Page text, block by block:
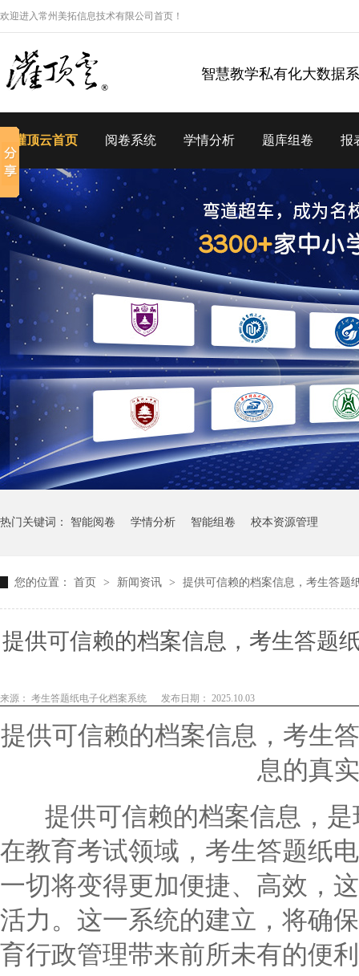
欢迎进入常州美拓信息技术有限公司首页！
智慧教学私有化大数据
灌顶云首页 阅卷系统 学情分析 题库组卷 报
热门关键词： 智能阅卷 学情分析 智能组卷 校本资源管理
您的位置： 首页 > 新闻资讯 > 提供可信赖的档案信息，考生答题
提供可信赖的档案信息，考生答题
来源： 考生答题纸电子化档案系统 发布日期： 2025.10.03
提供可信赖的档案信息，考生
息的真
提供可信赖的档案信息，是
在教育考试领域，考生答题纸
一切将变得更加便捷、高效，
活力。这一系统的建立，将确
育行政管理带来前所未有的便